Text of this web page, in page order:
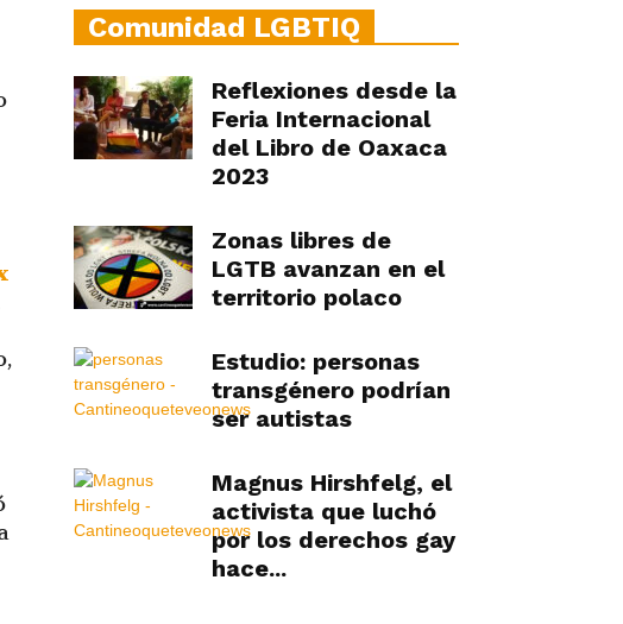
Comunidad LGBTIQ
Reflexiones desde la
Feria Internacional
del Libro de Oaxaca
2023
Zonas libres de
LGTB avanzan en el
territorio polaco
Estudio: personas
transgénero podrían
ser autistas
Magnus Hirshfelg, el
activista que luchó
por los derechos gay
hace...